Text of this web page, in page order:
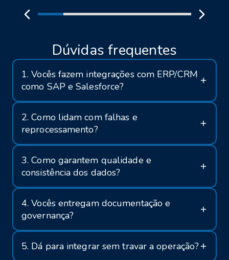
Dúvidas frequentes
1. Vocês fazem integrações com ERP/CRM
como SAP e Salesforce?
2. Como lidam com falhas e
reprocessamento?
3. Como garantem qualidade e
consistência dos dados?
4. Vocês entregam documentação e
governança?
5. Dá para integrar sem travar a operação?